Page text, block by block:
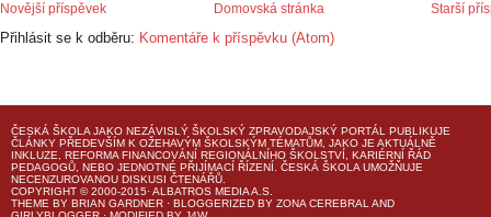
Novější příspěvek Starší
Domovská stránka
Přihlásit se k odběru: Komentáře k příspěvku (Atom)
ČESKÁ ŠKOLA JAKO NEZÁVISLÝ ŠKOLSKÝ ZPRAVODAJSKÝ PORTÁL PUBLIKUJE
ČLÁNKY PŘEDEVŠÍM K OŽEHAVÝM ŠKOLSKÝM TÉMATŮM, JAKO JE AKTUÁLNĚ
INKLUZE, REFORMA FINANCOVÁNÍ REGIONÁLNÍHO ŠKOLSTVÍ, KARIÉRNÍ ŘÁD
PEDAGOGŮ, NEBO JEDNOTNÉ PŘIJÍMACÍ ŘÍZENÍ. ČESKÁ ŠKOLA UMOŽŇUJE
NECENZUROVANOU DISKUSI ČTENÁŘŮ.
COPYRIGHT © 2000-2015· ALBATROS MEDIA A.S.
THEME BY BRIAN GARDNER · BLOGGERIZED BY ZONA CEREBRAL AND